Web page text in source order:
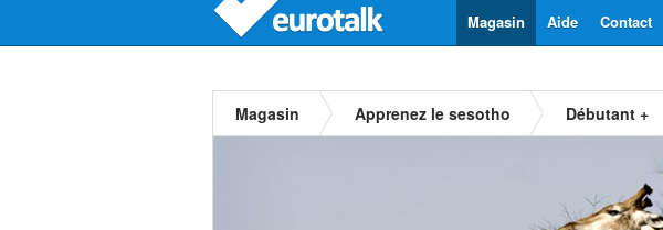
Contact
Aide
Magasin
Magasin Apprenez le sesotho Débutant +